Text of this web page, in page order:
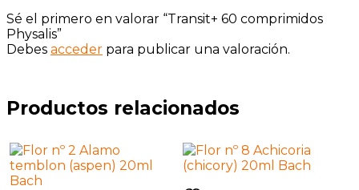
Sé el primero en valorar “Transit+ 60 comprimidos
Physalis”
Debes acceder para publicar una valoración.
Productos relacionados